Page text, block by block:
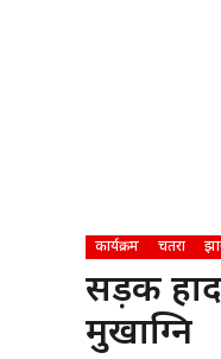
कार्यक्रम चतरा
सड़क
मुखाग्नि